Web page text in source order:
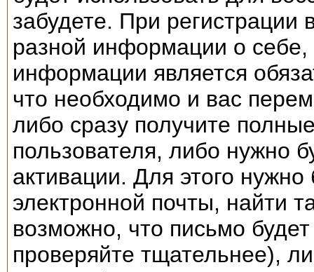
забудете. При
разной информации о себе,
информации является
что необходимо и вас
либо сразу получите
пользователя, либо нужно
активации. Для этого
электронной почты, найти
возможно, что письмо
проверяйте тщательнее),